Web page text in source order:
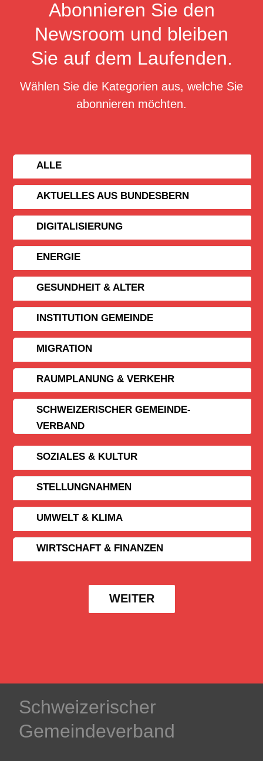
Abonnieren Sie den
Newsroom und bleiben
Sie auf dem Laufenden.
Wählen Sie die Kategorien aus, welche Sie
abonnieren möchten.
ALLE
AKTUELLES AUS BUNDESBERN
DIGITALISIERUNG
ENERGIE
GESUNDHEIT & ALTER
INSTITUTION GEMEINDE
MIGRATION
RAUMPLANUNG & VERKEHR
SCHWEIZERISCHER GEMEINDE­
VERBAND
SOZIALES & KULTUR
STELLUNGNAHMEN
UMWELT & KLIMA
WIRTSCHAFT & FINANZEN
WEITER
Schweizerischer
Gemeindeverband